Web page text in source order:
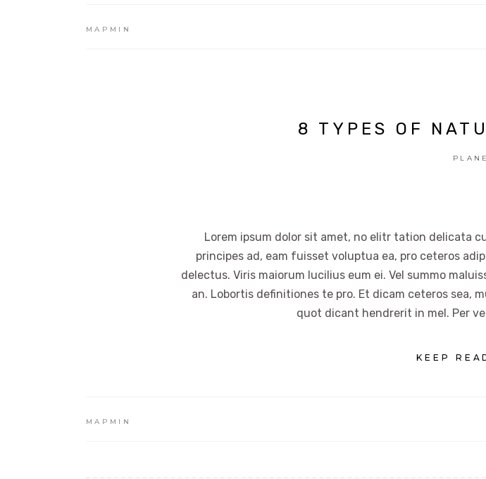
MAPMIN
8 TYPES OF
Lorem ipsum dolor sit amet, no elitr tation delicata
principes ad, eam fuisset voluptua ea, pro ceteros
delectus. Viris maiorum lucilius eum ei. Vel summo
an. Lobortis definitiones te pro. Et dicam ceteros sea,
quot dicant hendrerit in mel. Per
KEEP
MAPMIN